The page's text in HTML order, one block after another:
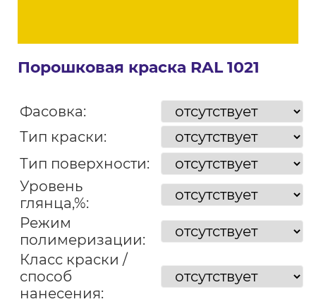
Порошковая краска RAL 1021
Фасовка:
Тип краски:
Тип поверхности:
Уровень
глянца,%:
Режим
полимеризации:
Класс краски /
способ
нанесения: